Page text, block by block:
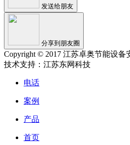
发送给朋友
分享到朋友圈
Copyright © 2017 江苏卓奥节能设备
技术支持：江苏东网科技
电话
案例
产品
首页